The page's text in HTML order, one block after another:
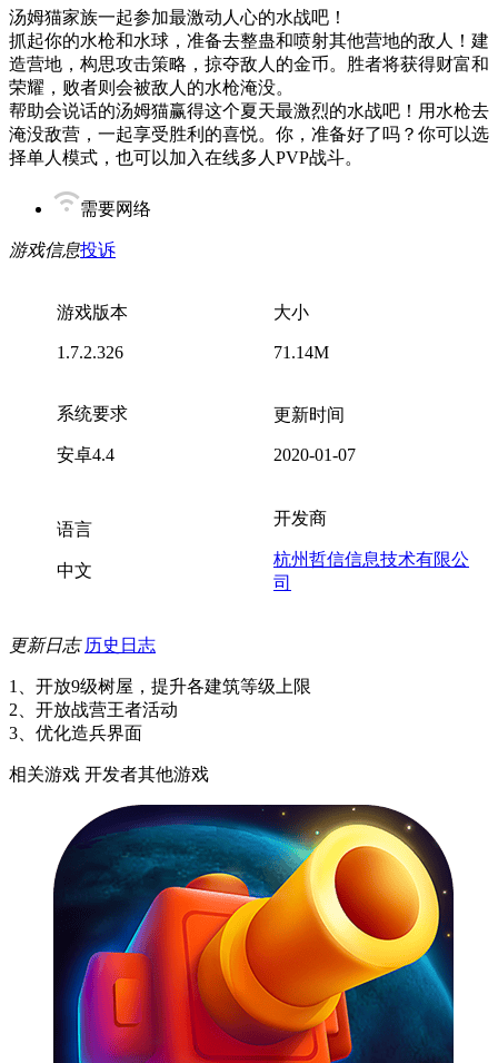
汤姆猫家族一起参加最激动人心的水战吧！
抓起你的水枪和水球，准备去整蛊和喷射其他营地的敌人！建
造营地，构思攻击策略，掠夺敌人的金币。胜者将获得财富和
荣耀，败者则会被敌人的水枪淹没。
帮助会说话的汤姆猫赢得这个夏天最激烈的水战吧！用水枪去
淹没敌营，一起享受胜利的喜悦。你，准备好了吗？你可以选
择单人模式，也可以加入在线多人PVP战斗。
需要网络
游戏信息投诉
游戏版本
1.7.2.326
大小
71.14M
系统要求
安卓4.4
更新时间
2020-01-07
语言
中文
开发商
杭州哲信信息技术有限公
司
更新日志 历史日志
1、开放9级树屋，提升各建筑等级上限
2、开放战营王者活动
3、优化造兵界面
相关游戏 开发者其他游戏